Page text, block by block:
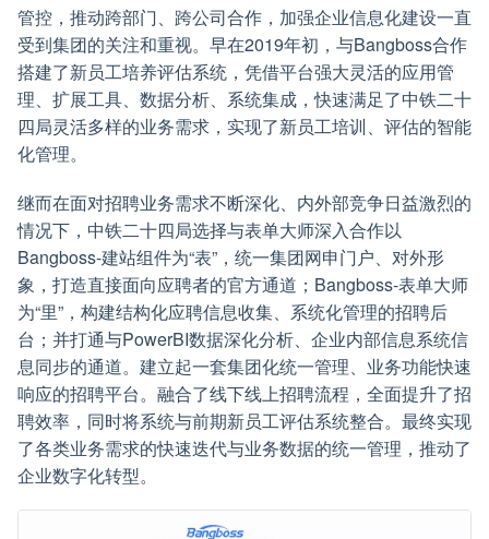
管控，推动跨部门、跨公司合作，加强企业信息化建设一直
受到集团的关注和重视。早在2019年初，与Bangboss合作
搭建了新员工培养评估系统，凭借平台强大灵活的应用管
理、扩展工具、数据分析、系统集成，快速满足了中铁二十
四局灵活多样的业务需求，实现了新员工培训、评估的智能
化管理。
继而在面对招聘业务需求不断深化、内外部竞争日益激烈的
情况下，中铁二十四局选择与表单大师深入合作以
Bangboss-建站组件为“表”，统一集团网申门户、对外形
象，打造直接面向应聘者的官方通道；Bangboss-表单大师
为“里”，构建结构化应聘信息收集、系统化管理的招聘后
台；并打通与PowerBI数据深化分析、企业内部信息系统信
息同步的通道。建立起一套集团化统一管理、业务功能快速
响应的招聘平台。融合了线下线上招聘流程，全面提升了招
聘效率，同时将系统与前期新员工评估系统整合。最终实现
了各类业务需求的快速迭代与业务数据的统一管理，推动了
企业数字化转型。